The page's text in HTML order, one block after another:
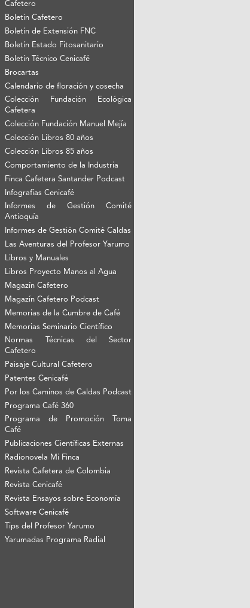
Cafetero
Boletín Cafetero
Boletín de Extensión FNC
Boletín Estado Fitosanitario
Boletín Técnico Cenicafé
Brocartas
Calendario de floración y cosecha
Colección Fundación Ecológica
Cafetera
Colección Fundación Manuel Mejía
Colección Libros 80 años
Colección Libros 85 años
Comportamiento de la Industria
Finca Cafetera Santander Podcast
Infografías Cenicafé
Informes de Gestión Comité
Antioquía
Informes de Gestión Comité Caldas
Las Aventuras del Profesor Yarumo
Libros y Manuales
Libros Proyecto Manos al Agua
Magazín Cafetero
Magazín Cafetero Podcast
Memorias de la Cumbre de Café
Memorias Seminario Científico
Normas Técnicas del Sector
Cafetero
Paisaje Cultural Cafetero
Patentes Cenicafé
Por los Caminos de Caldas Podcast
Programa Café 360
Programa de Promoción Toma
Café
Publicaciones Científicas Externas
Radionovela Mi Finca
Revista Cafetera de Colombia
Revista Cenicafé
Revista Ensayos sobre Economía
Software Cenicafé
Tips del Profesor Yarumo
Yarumadas Programa Radial